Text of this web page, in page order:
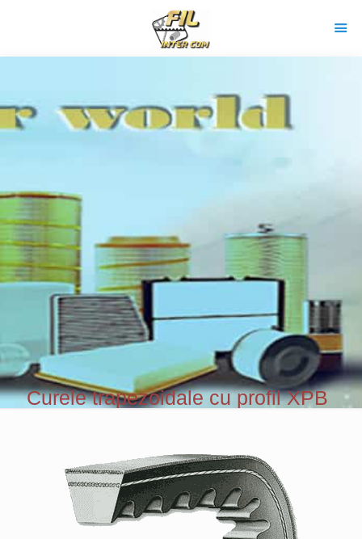
Curele trapezoidale cu profil XPB